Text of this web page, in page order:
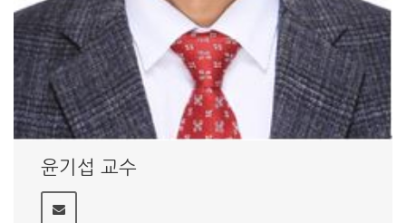
윤기섭 교수